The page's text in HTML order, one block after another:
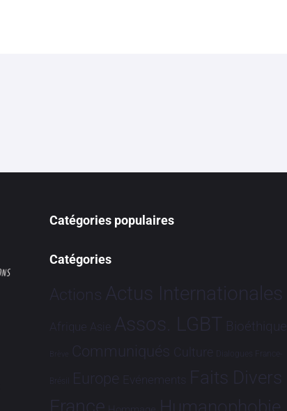
Catégories populaires
Catégories
Actions Actus Internationales
Afrique Asie Assos. LGBT Bioéthique
Brève Communiqués Culture Dialogues France-
Brésil Europe Evénements Faits Divers
Humanophobie